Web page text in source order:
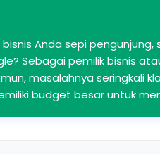
Anda sepi
Sebagai pemilik bisnis
masalahnya seringkali
budget besar untuk